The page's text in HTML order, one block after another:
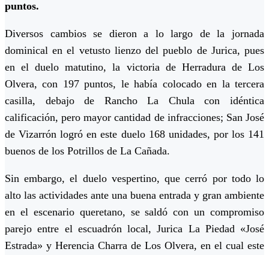
puntos.
Diversos cambios se dieron a lo largo de la jornada
dominical en el vetusto lienzo del pueblo de Jurica, pues
en el duelo matutino, la victoria de Herradura de Los
Olvera, con 197 puntos, le había colocado en la tercera
casilla, debajo de Rancho La Chula con idéntica
calificación, pero mayor cantidad de infracciones; San José
de Vizarrón logró en este duelo 168 unidades, por los 141
buenos de los Potrillos de La Cañada.
Sin embargo, el duelo vespertino, que cerró por todo lo
alto las actividades ante una buena entrada y gran ambiente
en el escenario queretano, se saldó con un compromiso
parejo entre el escuadrón local, Jurica La Piedad «José
Estrada» y Herencia Charra de Los Olvera, en el cual este